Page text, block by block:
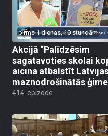
pirms 1 dienas, 10 stundām
Akcijā “Palīdzēsim
sagatavoties skolai
aicina atbalstīt Latvijas
maznodrošinātās
414. epizode